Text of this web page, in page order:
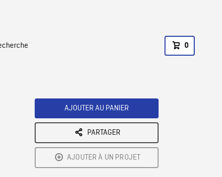
0
AJOUTER AU PANIER
PARTAGER
AJOUTER À UN PROJET